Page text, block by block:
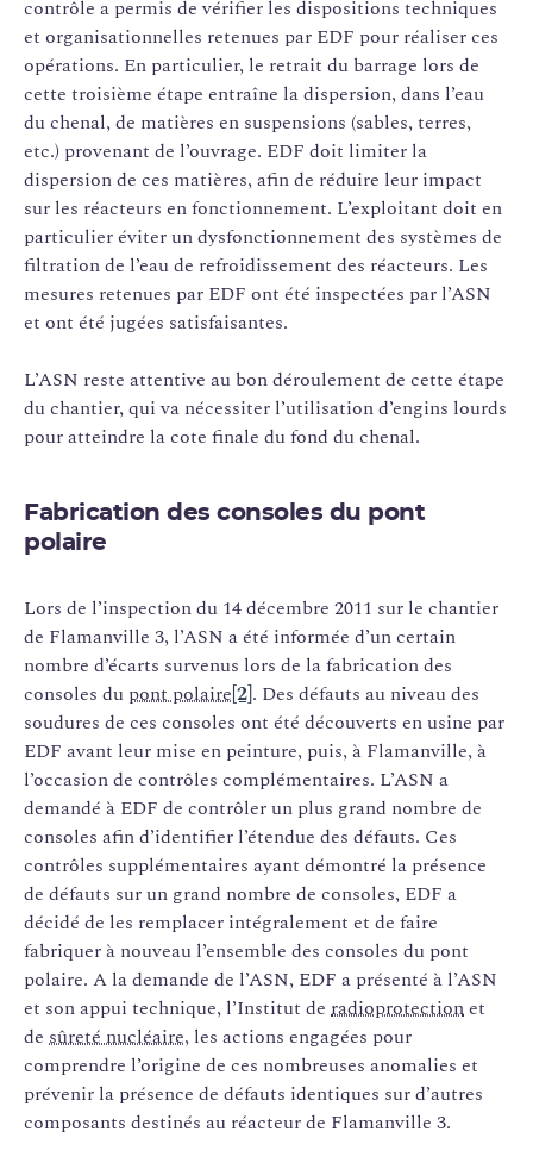
contrôle a permis de vérifier les dispositions techniques
et organisationnelles retenues par EDF pour réaliser ces
opérations. En particulier, le retrait du barrage lors de
cette troisième étape entraîne la dispersion, dans l’eau
du chenal, de matières en suspensions (sables, terres,
etc.) provenant de l’ouvrage. EDF doit limiter la
dispersion de ces matières, afin de réduire leur impact
sur les réacteurs en fonctionnement. L’exploitant doit en
particulier éviter un dysfonctionnement des systèmes de
filtration de l’eau de refroidissement des réacteurs. Les
mesures retenues par EDF ont été inspectées par l’ASN
et ont été jugées satisfaisantes.
L’ASN reste attentive au bon déroulement de cette étape
du chantier, qui va nécessiter l’utilisation d’engins lourds
pour atteindre la cote finale du fond du chenal.
Fabrication des consoles du pont
polaire
Lors de l’inspection du 14 décembre 2011 sur le chantier
de Flamanville 3, l’ASN a été informée d’un certain
nombre d’écarts survenus lors de la fabrication des
consoles du pont polaire[2]. Des défauts au niveau des
soudures de ces consoles ont été découverts en usine par
EDF avant leur mise en peinture, puis, à Flamanville, à
l’occasion de contrôles complémentaires. L’ASN a
demandé à EDF de contrôler un plus grand nombre de
consoles afin d’identifier l’étendue des défauts. Ces
contrôles supplémentaires ayant démontré la présence
de défauts sur un grand nombre de consoles, EDF a
décidé de les remplacer intégralement et de faire
fabriquer à nouveau l’ensemble des consoles du pont
polaire. A la demande de l’ASN, EDF a présenté à l’ASN
et son appui technique, l’Institut de radioprotectionet
de sûreté nucléaire, les actions engagées pour
comprendre l’origine de ces nombreuses anomalies et
prévenir la présence de défauts identiques sur d’autres
composants destinés au réacteur de Flamanville 3.